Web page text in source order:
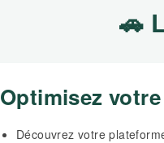
🚗
Optimisez
Découvrez votre